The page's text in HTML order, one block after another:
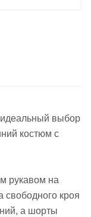
выбор
костюм с
рукавом на
кроя
а шорты